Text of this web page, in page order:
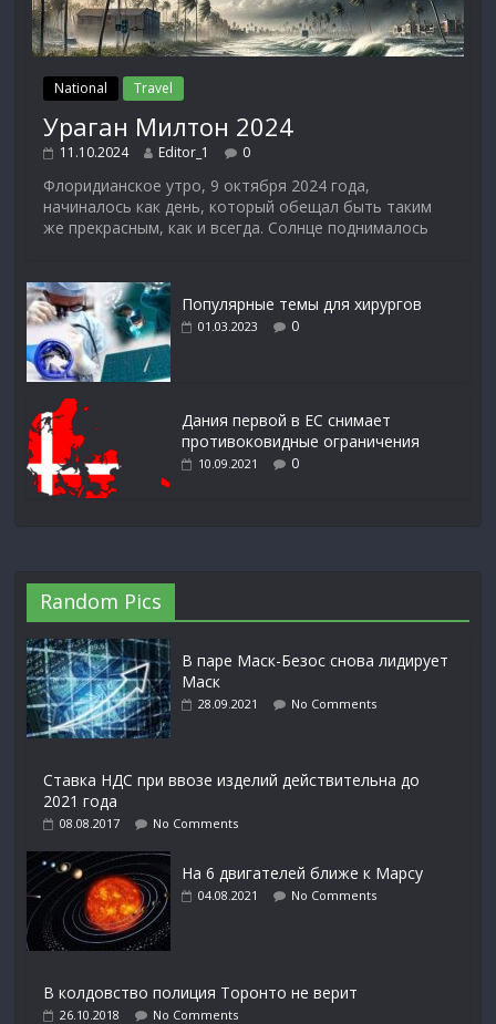
National Travel
Ураган Милтон 2024
11.10.2024 Editor_1 0
Флоридианское утро, 9 октября 2024 года,
начиналось как день, который обещал быть таким
же прекрасным, как и всегда. Солнце поднималось
Популярные темы для хирургов
01.03.2023 0
Дания первой в ЕС снимает
противоковидные ограничения
10.09.2021 0
Random Pics
В паре Маск-Безос снова лидирует
Маск
28.09.2021 No Comments
Ставка НДС при ввозе изделий действительна до
2021 года
08.08.2017 No Comments
На 6 двигателей ближе к Марсу
04.08.2021 No Comments
В колдовство полиция Торонто не верит
26.10.2018 No Comments